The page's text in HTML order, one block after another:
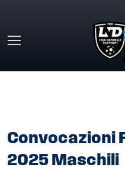
Convocazioni
2025 Maschili